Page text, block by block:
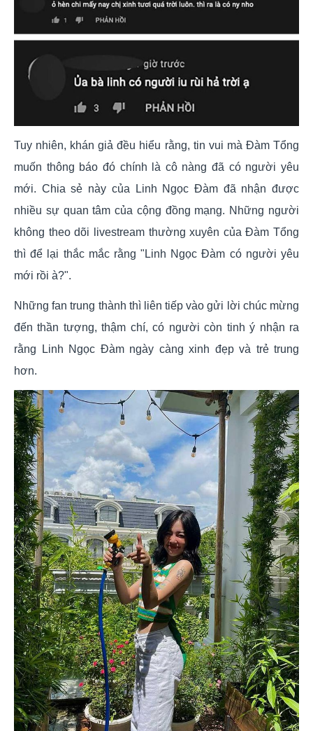
Tuy nhiên, khán giả đều hiểu rằng, tin vui mà Đàm Tổng
muốn thông báo đó chính là cô nàng đã có người yêu
mới. Chia sẻ này của Linh Ngọc Đàm đã nhận được
nhiều sự quan tâm của cộng đồng mạng. Những người
không theo dõi livestream thường xuyên của Đàm Tổng
thì để lại thắc mắc rằng "Linh Ngọc Đàm có người yêu
mới rồi à?".
Những fan trung thành thì liên tiếp vào gửi lời chúc mừng
đến thần tượng, thậm chí, có người còn tinh ý nhận ra
rằng Linh Ngọc Đàm ngày càng xinh đẹp và trẻ trung
hơn.